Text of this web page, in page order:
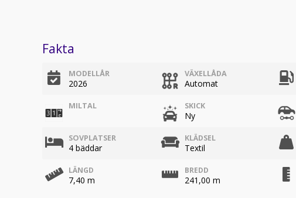
Fakta
MODELLÅR
2026
VÄXELLÅDA
Automat
MILTAL SKICK
Ny
SOVPLATSER
4 bäddar
KLÄDSEL
Textil
LÄNGD
7,40 m
BREDD
241,00 m